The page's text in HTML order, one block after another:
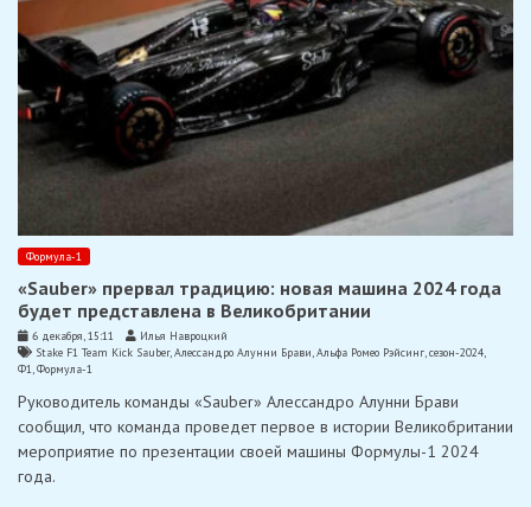
Формула-1
«Sauber» прервал традицию: новая машина 2024 года
будет представлена в Великобритании
6 декабря, 15:11
Илья Навроцкий
Stake F1 Team Kick Sauber,Алессандро Алунни Брави,Альфа Ромео Рэйсинг,сезон-2024
Ф1,Формула-1
Руководитель команды «Sauber» Алессандро Алунни Брави
сообщил, что команда проведет первое в истории Великобритании
мероприятие по презентации своей машины Формулы-1 2024
года.